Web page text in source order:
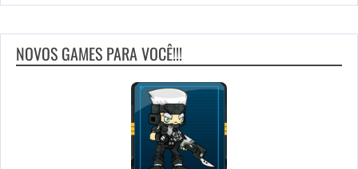
NOVOS GAMES PARA VOCÊ!!!